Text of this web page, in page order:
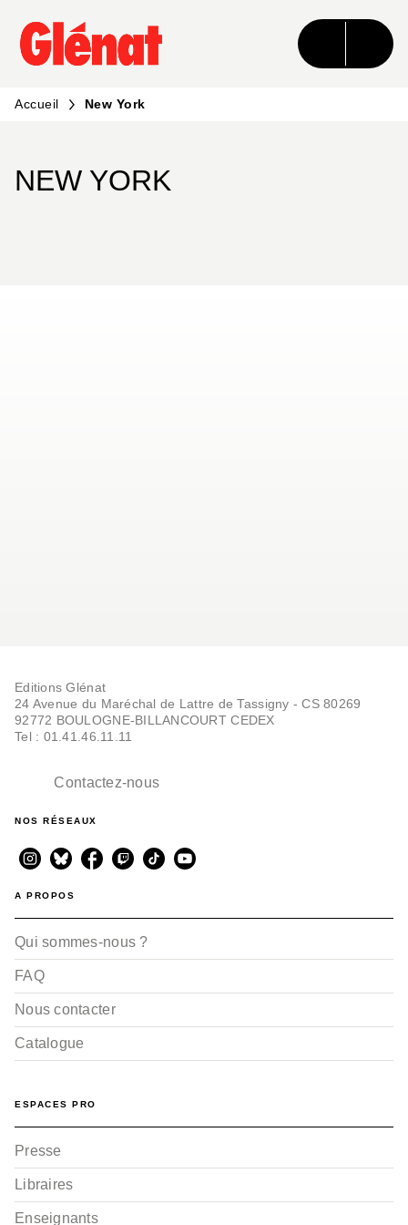
MENU RECHERCHE CONTENU
PIED DE PAGE
Accueil New York
NEW YORK
Editions Glénat
24 Avenue du Maréchal de Lattre de Tassigny - CS 80269
92772 BOULOGNE-BILLANCOURT CEDEX
Tel : 01.41.46.11.11
Contactez-nous
NOS RÉSEAUX
A PROPOS
Qui sommes-nous ?
FAQ
Nous contacter
Catalogue
ESPACES PRO
Presse
Libraires
Enseignants